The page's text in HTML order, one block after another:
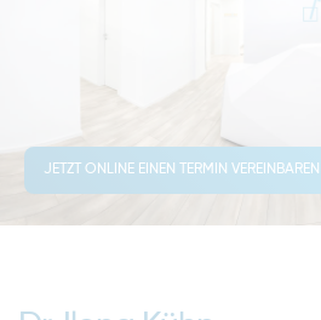
JETZT ONLINE EINEN TERMIN VEREINBAREN